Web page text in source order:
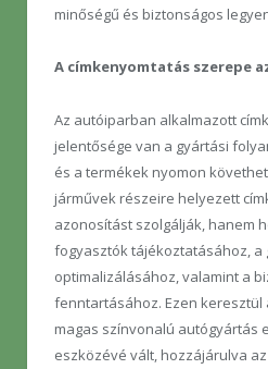
minőségű és biztonságos
A címkenyomtatás szerepe
Az autóiparban alkalmazott
jelentősége van a gyártási
és a termékek nyomon
járművek részeire helyezett
azonosítást szolgálják, hanem
fogyasztók tájékoztatásához, a
optimalizálásához, valamint a
fenntartásához. Ezen keresztül
magas színvonalú autógyártás
eszközévé vált, hozzájárulva